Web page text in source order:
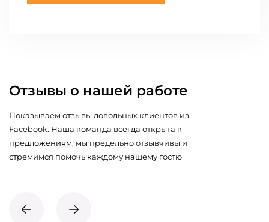
Отзывы о нашей работе
Показываем отзывы довольных клиентов из
Facebook. Наша команда всегда открыта к
предложениям, мы предельно отзывчивы и
стремимся помочь каждому нашему гостю